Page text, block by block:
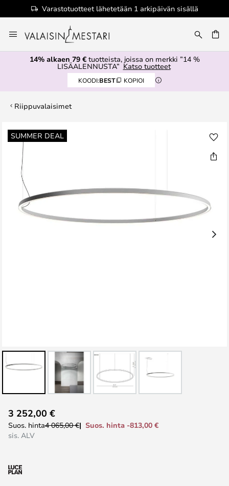
Varastotuotteet lähetetään 1 arkipäivän sisällä
to
Content
14% alkaen 79 €tuotteista, joissa on merkki ”14 %
LISÄALENNUSTA” Katso tuotteet
KOODI:BEST KOPIOI
Riippuvalaisimet
SUMMER DEAL
Skip
to
images
gallery
to
the
the
3 252,00 €
Suos. hinta4 065,00 €
Suos. hinta -813,00 €
sis. ALV